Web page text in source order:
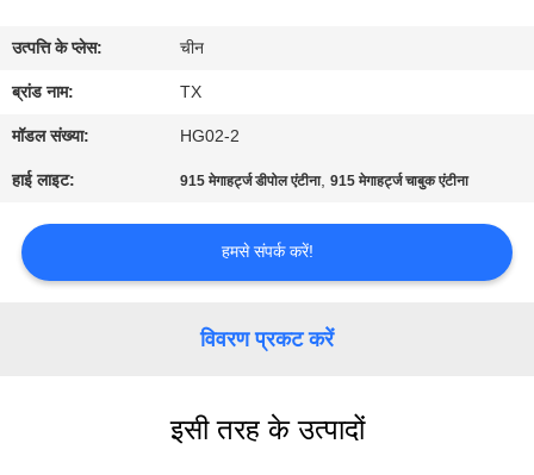
नियंत्रण
संपर्क
करें
समाचार
उत्पत्ति के प्लेस: चीन
ब्रांड नाम: TX
मॉडल संख्या: HG02-2
हाई लाइट: 915 मेगाहर्ट्ज डीपोल एंटीना,915 मेगाहर्ट्ज चाबुक एंटीना
हमसे संपर्क करें!
विवरण प्रकट करें
इसी तरह के उत्पादों